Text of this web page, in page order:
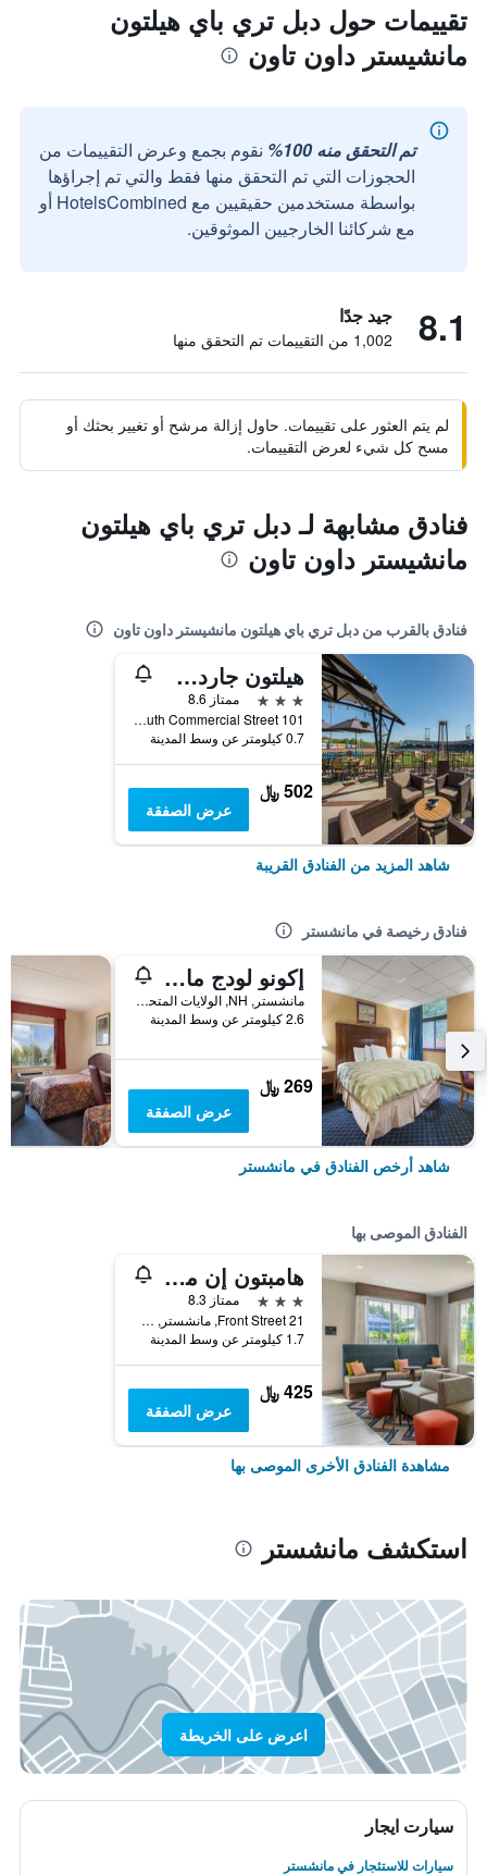
تقييمات حول دبل تري باي هيلتون
مانشيستر داون تاون
تم التحقق منه 100%
نقوم بجمع وعرض التقييمات من
الحجوزات التي تم التحقق منها فقط والتي تم إجراؤها
بواسطة مستخدمين حقيقيين مع HotelsCombined أو
مع شركائنا الخارجيين الموثوقين.
8.1 جيد جدًا
1,002 من التقييمات تم التحقق منها
لم يتم العثور على تقييمات. حاول إزالة مرشح أو تغيير بحثك أو
مسح كل شيء لعرض التقييمات.
فنادق مشابهة لـ دبل تري باي هيلتون
مانشيستر داون تاون
فنادق بالقرب من دبل تري باي هيلتون مانشيستر داون تاون
هيلتون جاردن إن مانشستر داونتاون
3 نجوم
ممتاز 8.6
101 South Commercial Street, مانشستر, NH, الولايات المتحدة الأميريكية
0.7 كيلومتر عن وسط المدينة
502 ﷼
عرض الصفقة
شاهد المزيد من الفنادق القريبة
فنادق رخيصة في مانشستر
إكونو لودج مانشيستر
مانشستر, NH, الولايات المتحدة الأميريكية
2.6 كيلومتر عن وسط المدينة
269 ﷼
عرض الصفقة
شاهد أرخص الفنادق في مانشستر
الفنادق الموصى بها
هامبتون إن مانشيستر داون تاون
3 نجوم
ممتاز 8.3
21 Front Street, مانشستر, NH, الولايات المتحدة الأميريكية
1.7 كيلومتر عن وسط المدينة
425 ﷼
عرض الصفقة
مشاهدة الفنادق الأخرى الموصى بها
استكشف مانشستر
اعرض على الخريطة
سيارت ايجار
سيارات للاستئجار في مانشستر